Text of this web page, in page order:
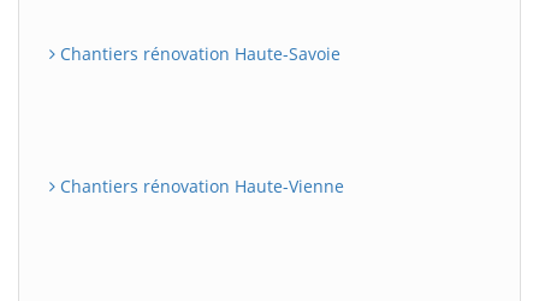
Chantiers rénovation Haute-Savoie
Chantiers rénovation Haute-Vienne